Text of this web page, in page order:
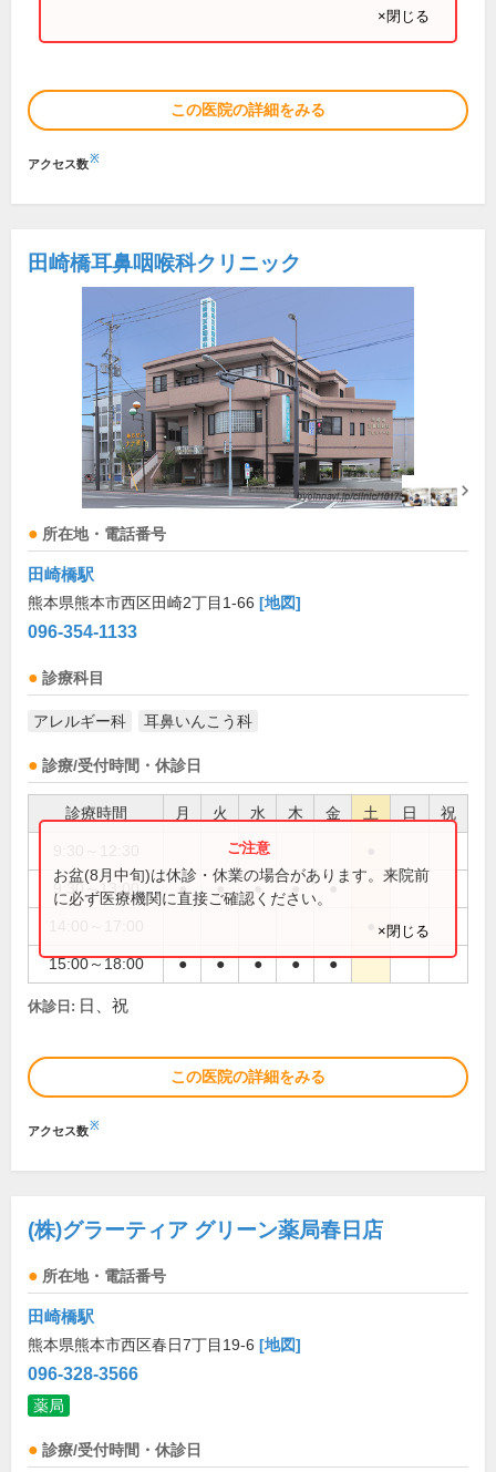
×閉じる
この医院の詳細をみる
アクセス数※
田崎橋耳鼻咽喉科クリニック
所在地・電話番号
田崎橋駅
熊本県熊本市西区田崎2丁目1-66 [地図]
096-354-1133
診療科目
アレルギー科 耳鼻いんこう科
診療/受付時間・休診日
診療時間 月 火 水 木 金 土 日 祝
9:30～13:00 ● ● ● ● ●
15:00～18:00 ● ● ● ● ●
お盆(8月中旬)は休診・休業の場合があります。来院前
に必ず医療機関に直接ご確認ください。
×閉じる
休診日: 日、祝
この医院の詳細をみる
アクセス数※
(株)グラーティア グリーン薬局春日店
所在地・電話番号
田崎橋駅
熊本県熊本市西区春日7丁目19-6 [地図]
096-328-3566
薬局
診療/受付時間・休診日